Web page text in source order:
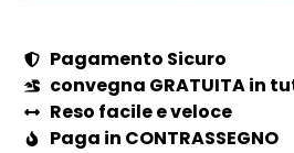
Pagamento Sicuro
convegna GRATUITA in
Reso facile e veloce
Paga in CONTRASSEGNO